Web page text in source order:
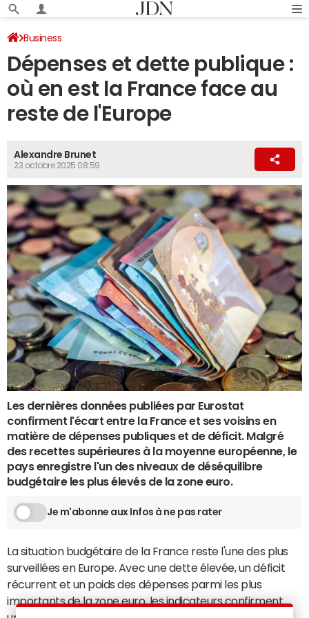
Business
Dépenses et dette publique :
où en est la France face au
reste de l'Europe
Alexandre Brunet
23 octobre 2025 08:59
Les dernières données publiées par Eurostat
confirment l'écart entre la France et ses voisins en
matière de dépenses publiques et de déficit. Malgré
des recettes supérieures à la moyenne européenne, le
pays enregistre l'un des niveaux de déséquilibre
budgétaire les plus élevés de la zone euro.
Je m'abonne aux Infos à ne pas rater
La situation budgétaire de la France reste l'une des plus
surveillées en Europe. Avec une dette élevée, un déficit
récurrent et un poids des dépenses parmi les plus
importants de la zone euro, les indicateurs confirment